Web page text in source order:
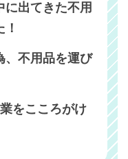
に出てきた不用
、不用品を運び
をこころがけ